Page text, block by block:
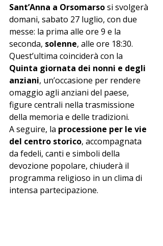
Sant’Anna a Orsomarso si svolgerà
domani, sabato 27 luglio, con due
messe: la prima alle ore 9 e la
seconda, solenne, alle ore 18:30.
Quest’ultima coinciderà con la
Quinta giornata dei nonni e degli
anziani, un’occasione per rendere
omaggio agli anziani del paese,
figure centrali nella trasmissione
della memoria e delle tradizioni.
A seguire, la processione per le vie
del centro storico, accompagnata
da fedeli, canti e simboli della
devozione popolare, chiuderà il
programma religioso in un clima di
intensa partecipazione.